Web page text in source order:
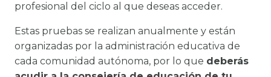
profesional del ciclo al que deseas acceder.
Estas pruebas se realizan anualmente y están
organizadas por la administración educativa de
cada comunidad autónoma, por lo que deberás